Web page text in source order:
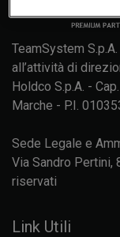
TeamSystem
all’attività di
Holdco S.p.A. -
Marche - P.I.
Sede Legale e
Via Sandro Pertini,
riservati
Link Utili